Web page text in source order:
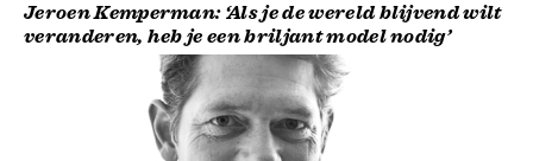
Jeroen Kemperman: ‘Als je de wereld blijvend wilt
veranderen, heb je een briljant model nodig’